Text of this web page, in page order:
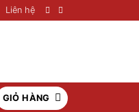
Liên hệ
GIỎ HÀNG